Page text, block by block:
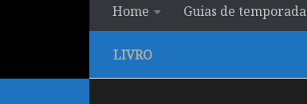
Home Guias de temporada
LIVRO